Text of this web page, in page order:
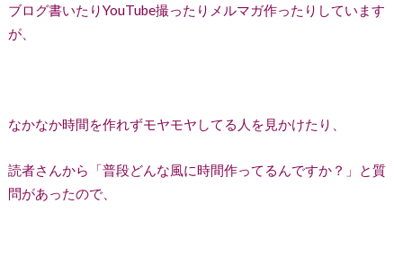
ブログ書いたりYouTube撮ったりメルマガ作ったりしています
が、
なかなか時間を作れずモヤモヤしてる人を見かけたり、
読者さんから「普段どんな風に時間作ってるんですか？」と質
問があったので、